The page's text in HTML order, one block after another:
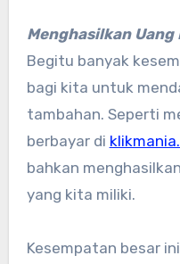
Menghasilkan
Begitu banyak
bagi kita untuk
tambahan. Seperti
berbayar di
bahkan
yang kita miliki.
Kesempatan besar